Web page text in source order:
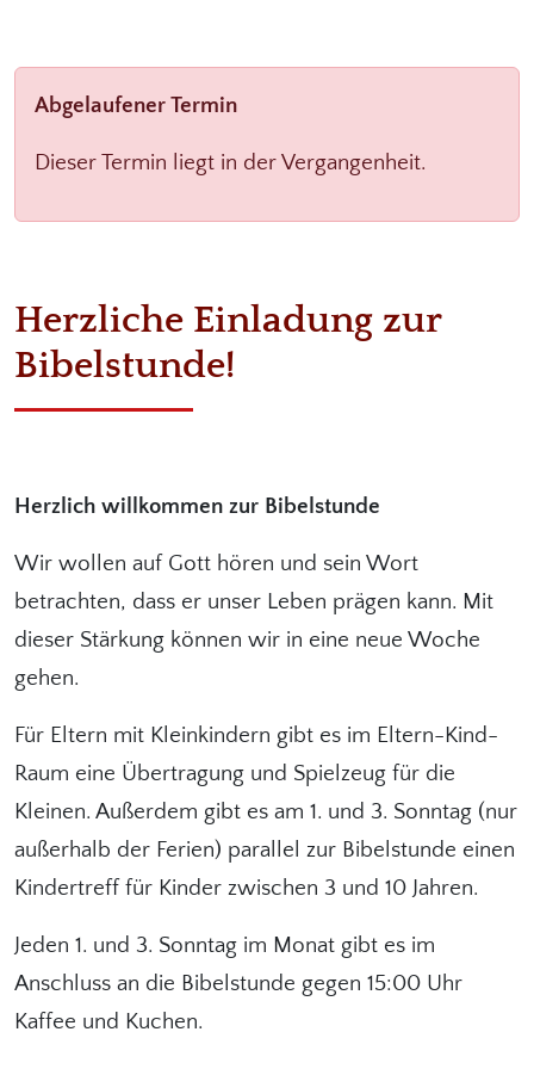
Abgelaufener Termin
Dieser Termin liegt in der Vergangenheit.
Herzliche Einladung zur
Bibelstunde!
Herzlich willkommen zur Bibelstunde
Wir wollen auf Gott hören und sein Wort
betrachten, dass er unser Leben prägen kann. Mit
dieser Stärkung können wir in eine neue Woche
gehen.
Für Eltern mit Kleinkindern gibt es im Eltern-Kind-
Raum eine Übertragung und Spielzeug für die
Kleinen. Außerdem gibt es am 1. und 3. Sonntag (nur
außerhalb der Ferien) parallel zur Bibelstunde einen
Kindertreff für Kinder zwischen 3 und 10 Jahren.
Jeden 1. und 3. Sonntag im Monat gibt es im
Anschluss an die Bibelstunde gegen 15:00 Uhr
Kaffee und Kuchen.